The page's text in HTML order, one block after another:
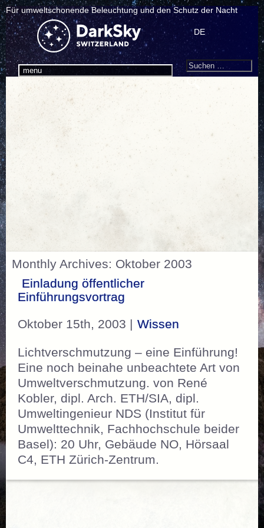
Für umweltschonende Beleuchtung und den Schutz der Nacht
menu
DE
Search
Suchen
Monthly Archives: Oktober 2003
Einladung öffentlicher
Einführungsvortrag
Oktober 15th, 2003 | Wissen
Lichtverschmutzung – eine Einführung!
Eine noch beinahe unbeachtete Art von
Umweltverschmutzung. von René
Kobler, dipl. Arch. ETH/SIA, dipl.
Umweltingenieur NDS (Institut für
Umwelttechnik, Fachhochschule beider
Basel): 20 Uhr, Gebäude NO, Hörsaal
C4, ETH Zürich-Zentrum.